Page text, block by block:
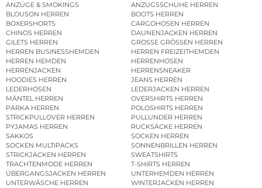
ANZÜGE & SMOKINGS
ANZUGSSCHUHE HERREN
BLOUSON HERREN
BOOTS HERREN
BOXERSHORTS
CARGOHOSEN HERREN
CHINOS HERREN
DAUNENJACKEN HERREN
GILETS HERREN
GROSSE GRÖSSEN HERREN
HERREN BUSINESSHEMDEN
HERREN FREIZEITHEMDEN
HERREN HEMDEN
HERRENHOSEN
HERRENJACKEN
HERRENSNEAKER
HOODIES HERREN
JEANS HERREN
LEDERHOSEN
LEDERJACKEN HERREN
MÄNTEL HERREN
OVERSHIRTS HERREN
PARKA HERREN
POLOSHIRTS HERREN
STRICKPULLOVER HERREN
PULLUNDER HERREN
PYJAMAS HERREN
RUCKSÄCKE HERREN
SAKKOS
SOCKEN HERREN
SOCKEN MULTIPACKS
SONNENBRILLEN HERREN
STRICKJACKEN HERREN
SWEATSHIRTS
TRACHTENMODE HERREN
T-SHIRTS HERREN
ÜBERGANGSJACKEN HERREN
UNTERHEMDEN HERREN
UNTERWÄSCHE HERREN
WINTERJACKEN HERREN